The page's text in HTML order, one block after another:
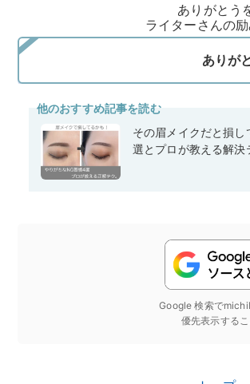
ありがとう
ライターさんの
他のおすすめ記事を読む
その眉メイクだと損
選とプロが教える解決
Google 検索で
優先表示する